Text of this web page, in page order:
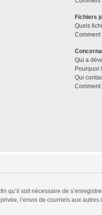
Fichiers
Quels
Comment
Qui a
Pourquoi
Qui
Comment
qu’il soit nécessaire de
l’envoi de courriels aux